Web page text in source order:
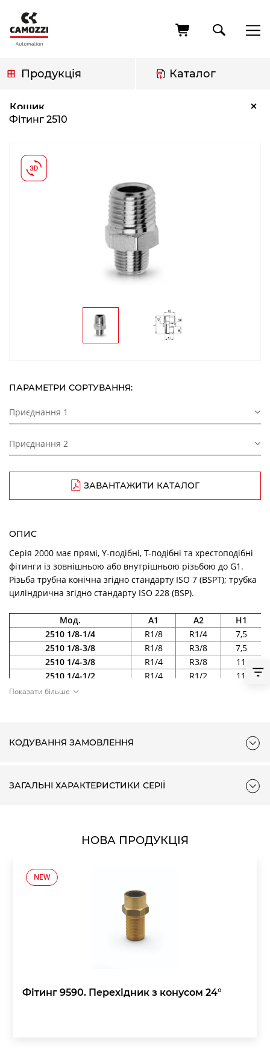
основного
вмісту
Продукція Каталог
Кошик ×
навіґації
Фітинг 2510
ПАРАМЕТРИ СОРТУВАННЯ:
Приєднання 1
Приєднання 2
ЗАВАНТАЖИТИ КАТАЛОГ
ОПИС
Серія 2000 має прямі, Y-подібні, Т-подібні та хрестоподібні
фітинги із зовнішньою або внутрішньою різьбою до G1.
Різьба трубна конічна згідно стандарту ISO 7 (BSPT); трубка
циліндрична згідно стандарту ISO 228 (BSP).
Мод. A1 A2
H1
2510 1/8-1/4
R1/8 R1/4
7,5
2510 1/8-3/8
R1/8 R3/8
7,5
2510 1/4-3/8
R1/4 R3/8
11
2510 1/4-1/2
R1/4 R1/2
11
2510 3/8-1/2
Показати більше
КОДУВАННЯ ЗАМОВЛЕННЯ
ЗАГАЛЬНІ ХАРАКТЕРИСТИКИ СЕРІЇ
НОВА ПРОДУКЦІЯ
NEW
Фітинг 9590. Перехідник з конусом 24°